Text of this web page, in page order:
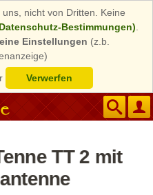
nicht von Dritten. Keine
Bestimmungen)
Einstellungen (z.b.
Verwerfen
TT 2 mit